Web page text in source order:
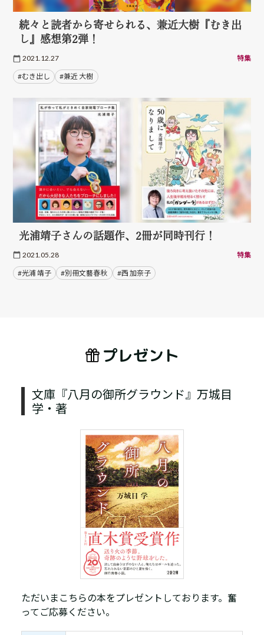
続々と読者から寄せられる、兼近大樹『むき出
し』感想第2弾！
2021.12.27 特集
#むき出し #兼近 大樹
光浦靖子さんの話題作、2冊が同時刊行！
2021.05.28 特集
#光浦 靖子 #別冊文藝春秋 #西 加奈子
プレゼント
文庫『八月の御所グラウンド』万城目
学・著
ただいまこちらの本をプレゼントしております。奮
ってご応募ください。